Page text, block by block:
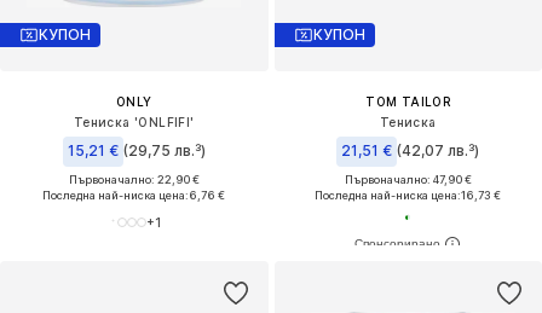
КУПОН
ONLY
Тениска 'ONLFIFI'
15,21 € (29,75 лв.³)
Първоначално: 22,90 €
Последна най-ниска цена:6,76 €
+1
КУПОН
TOM TAILOR
Тениска
21,51 € (42,07 лв.³)
Първоначално: 47,90 €
Последна най-ниска цена:16,73 €